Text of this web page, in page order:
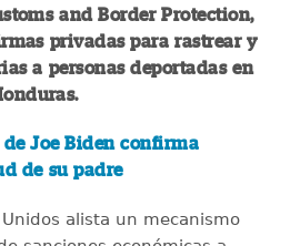
and Border Protection,
privadas para rastrear y
a personas deportadas en
Joe Biden confirma
de su padre
alista un mecanismo